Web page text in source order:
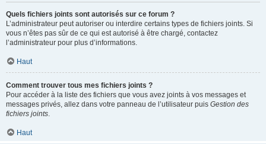
Quels fichiers joints sont autorisés sur ce forum ?
L’administrateur peut autoriser ou interdire certains types de fichiers joints. Si
vous n’êtes pas sûr de ce qui est autorisé à être chargé, contactez
l’administrateur pour plus d’informations.
Haut
Comment trouver tous mes fichiers joints ?
Pour accéder à la liste des fichiers que vous avez joints à vos messages et
messages privés, allez dans votre panneau de l’utilisateur puis Gestion des
fichiers joints.
Haut